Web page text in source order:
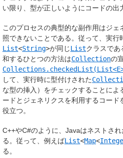
い限り、型が正しいようにコードの出
このプロセスの典型的な副作用はジ
照できないことである。従って、実行
List<String>が同じListクラスであ
和するひとつの方法はCollectionの
して、実行時に型付けされた
な型の挿入）をチェックすることによ
ードとジェネリクスを利用するコー
役立つ。
C++やC#のように、Javaはネストさ
る。従って、例えばList<Map<
る。